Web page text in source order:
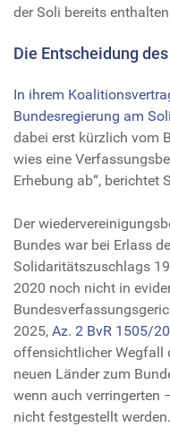
der Soli bereits
Die Entscheidung
In ihrem
Bundesregierung am
dabei erst kürzlich vom
wies eine
Erhebung ab“, berichtet
Der
Bundes war bei Erlass
Solidaritätszuschlags
2020 noch nicht in
2025, Az. 2 BvR 1505/20
offensichtlicher Wegfall
neuen Länder zum
wenn auch verringerten
nicht festgestellt werden.